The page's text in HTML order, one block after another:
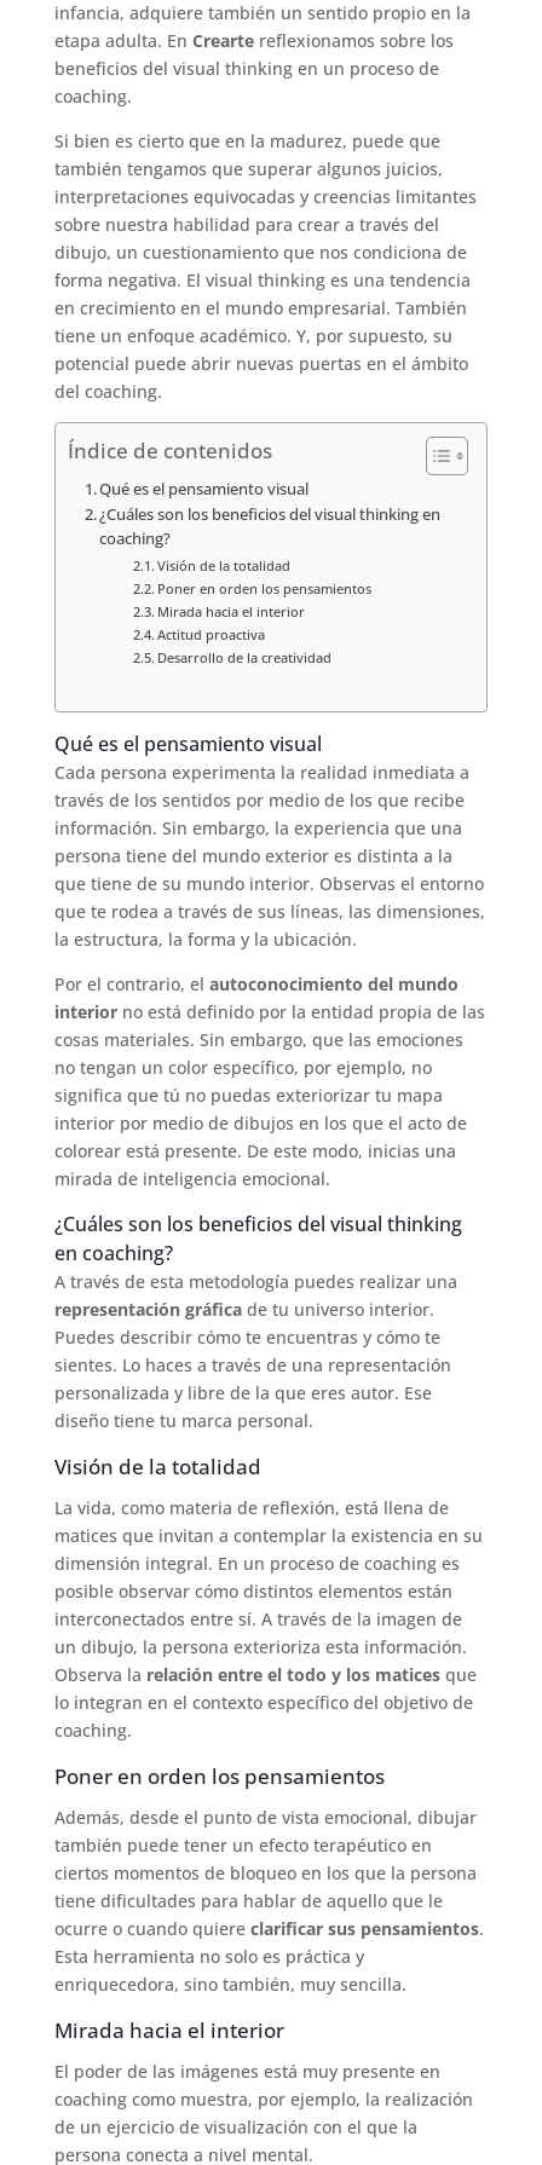
infancia, adquiere también un sentido propio en la
etapa adulta. En Creartereflexionamos sobre los
beneficios del visual thinking en un proceso de
coaching.
Si bien es cierto que en la madurez, puede que
también tengamos que superar algunos juicios,
interpretaciones equivocadas y creencias limitantes
sobre nuestra habilidad para crear a través del
dibujo, un cuestionamiento que nos condiciona de
forma negativa. El visual thinking es una tendencia
en crecimiento en el mundo empresarial. También
tiene un enfoque académico. Y, por supuesto, su
potencial puede abrir nuevas puertas en el ámbito
del coaching.
Índice de contenidos
Qué es el pensamiento visual
¿Cuáles son los beneficios del visual thinking en
coaching?
Visión de la totalidad
Poner en orden los pensamientos
Mirada hacia el interior
Actitud proactiva
Desarrollo de la creatividad
Qué es el pensamiento visual
Cada persona experimenta la realidad inmediata a
través de los sentidos por medio de los que recibe
información. Sin embargo, la experiencia que una
persona tiene del mundo exterior es distinta a la
que tiene de su mundo interior. Observas el entorno
que te rodea a través de sus líneas, las dimensiones,
la estructura, la forma y la ubicación.
Por el contrario, el autoconocimiento del mundo
interiorno está definido por la entidad propia de las
cosas materiales. Sin embargo, que las emociones
no tengan un color específico, por ejemplo, no
significa que tú no puedas exteriorizar tu mapa
interior por medio de dibujos en los que el acto de
colorear está presente. De este modo, inicias una
mirada de inteligencia emocional.
¿Cuáles son los beneficios del visual thinking
en coaching?
A través de esta metodología puedes realizar una
representación gráficade tu universo interior.
Puedes describir cómo te encuentras y cómo te
sientes. Lo haces a través de una representación
personalizada y libre de la que eres autor. Ese
diseño tiene tu marca personal.
Visión de la totalidad
La vida, como materia de reflexión, está llena de
matices que invitan a contemplar la existencia en su
dimensión integral. En un proceso de coaching es
posible observar cómo distintos elementos están
interconectados entre sí. A través de la imagen de
un dibujo, la persona exterioriza esta información.
Observa la relación entre el todo y los maticesque
lo integran en el contexto específico del objetivo de
coaching.
Poner en orden los pensamientos
Además, desde el punto de vista emocional, dibujar
también puede tener un efecto terapéutico en
ciertos momentos de bloqueo en los que la persona
tiene dificultades para hablar de aquello que le
ocurre o cuando quiere clarificar sus pensamientos.
Esta herramienta no solo es práctica y
enriquecedora, sino también, muy sencilla.
Mirada hacia el interior
El poder de las imágenes está muy presente en
coaching como muestra, por ejemplo, la realización
de un ejercicio de visualización con el que la
persona conecta a nivel mental.